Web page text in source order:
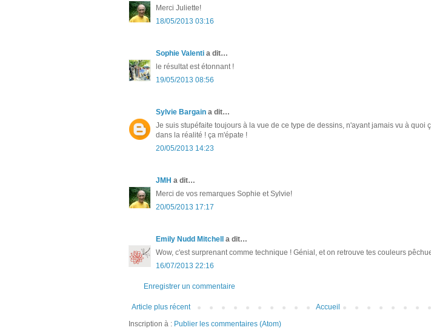
Merci Juliette!
18/05/2013 03:16
Sophie Valenti a dit…
le résultat est étonnant !
19/05/2013 08:56
Sylvie Bargain a dit…
Je suis stupéfaite toujours à la vue de ce type de dessins, n'ayant jamais vu à quoi
dans la réalité ! ça m'épate !
20/05/2013 14:23
JMH a dit…
Merci de vos remarques Sophie et Sylvie!
20/05/2013 17:17
Emily Nudd Mitchell a dit…
Wow, c'est surprenant comme technique ! Génial, et on retrouve tes couleurs
16/07/2013 22:16
Enregistrer un commentaire
Article plus récent
Accueil
Inscription à : Publier les commentaires (Atom)